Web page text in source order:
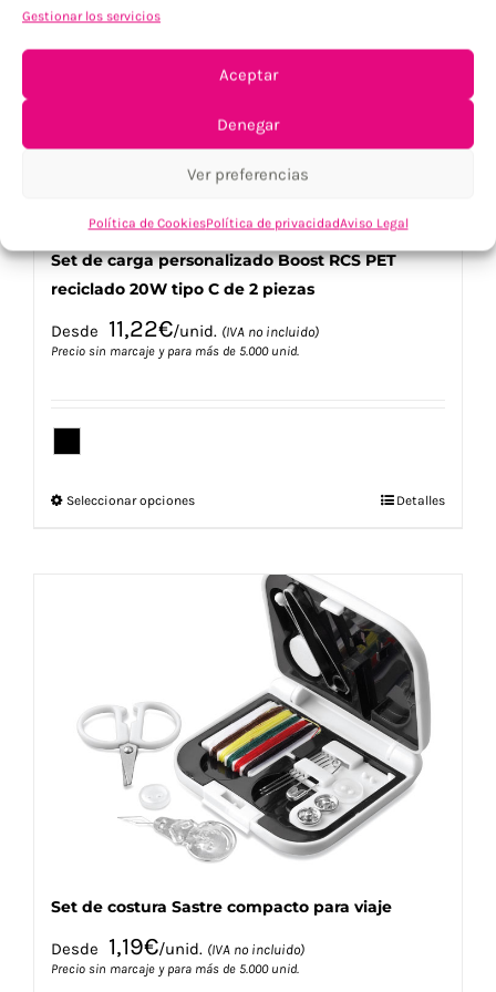
Gestionar los servicios
Aceptar
Denegar
Ver preferencias
Política de CookiesPolítica de privacidadAviso Legal
pueden
elegir
página
de
Set de carga personalizado Boost RCS PET
reciclado 20W tipo C de 2 piezas
Desde 11,22€/unid. (IVA no incluido)
Precio sin marcaje y para más de 5.000 unid.
Seleccionar opcionesEste
múltiples
variantes.
pueden
elegir
en
la
página
de
producto
Detalles
Set de costura Sastre compacto para viaje
Desde 1,19€/unid. (IVA no incluido)
Precio sin marcaje y para más de 5.000 unid.